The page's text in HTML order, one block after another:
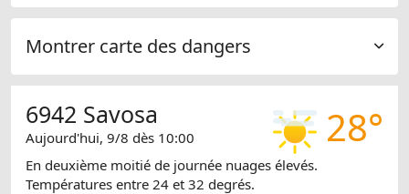
Montrer carte des dangers
28°
6942 Savosa
Aujourd'hui, 9/8 dès 10:00
En deuxième moitié de journée nuages élevés.
Températures entre 24 et 32 degrés.